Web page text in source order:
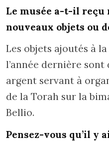
Le musée a-t-il reçu
nouveaux objets ou
Les objets ajoutés à
l’année dernière sont
argent servant à
de la Torah sur la
Bellio.
Pensez-vous qu’il y